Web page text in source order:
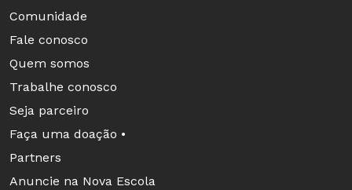
Comunidade
Fale conosco
Quem somos
Trabalhe conosco
Seja parceiro
Faça uma doação •
Partners
Anuncie na Nova Escola